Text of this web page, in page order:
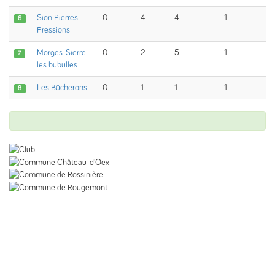
6
Sion Pierres
Pressions
0 4 4 1
7
Morges-Sierre
les bubulles
0 2 5 1
8 Les Bûcherons 0 1 1 1